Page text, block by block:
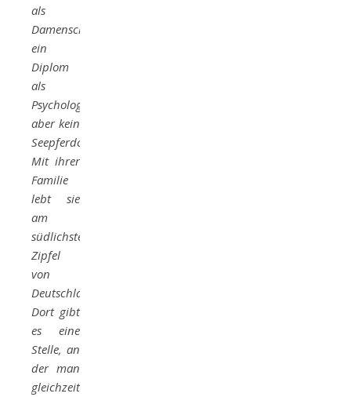
als
Damenschneiderin,
ein
Diplom
als
Psychologin
aber kein
Seepferdchenabzeichen.
Mit ihrer
Familie
lebt sie
am
südlichsten
Zipfel
von
Deutschland.
Dort gibt
es eine
Stelle, an
der man
gleichzeitig